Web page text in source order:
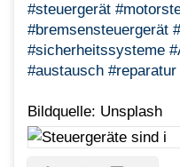
#steuergerät
#bremsensteuergerät
#sicherheitssysteme
#austausch #reparatur
Bildquelle: Unsplash